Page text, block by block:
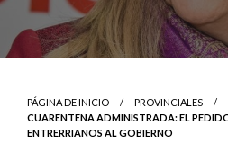
PÁGINA DE INICIO
PROVINCIALES
CUARENTENA ADMINISTRADA: EL
ENTRERRIANOS AL GOBIERNO